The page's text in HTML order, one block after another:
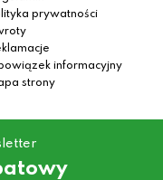
prywatności
informacyjny
strony